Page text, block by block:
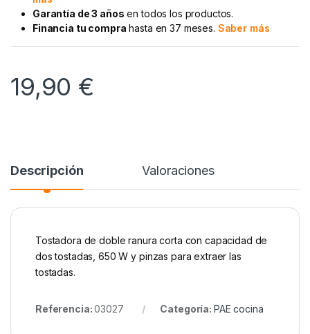
Garantía de 3 años en todos los productos.
Financia tu compra hasta en 37 meses. Saber más
19,90 €
Descripción Valoraciones
Tostadora de doble ranura corta con capacidad de
dos tostadas, 650 W y pinzas para extraer las
tostadas.
Referencia:03027 Categoría: PAE cocina